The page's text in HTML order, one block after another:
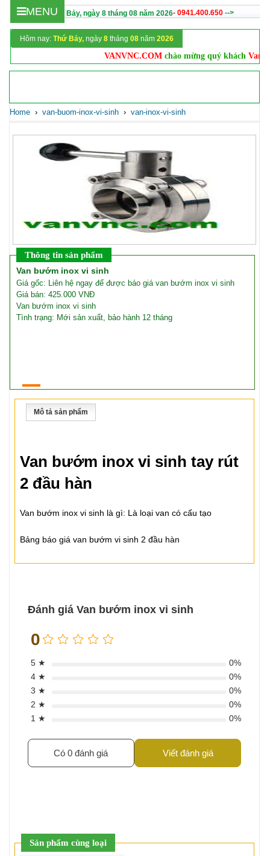
Hôm nay :Thứ Bảy, ngày 8tháng08năm 2026- 0941.400.650 -->
MENU
Hôm nay: Thứ Bảy, ngày 8tháng 08năm 2026
VANVNC.COMchào mừng quý khách
Home › van-buom-inox-vi-sinh › van-inox-vi-sinh
Thông tin sản phẩm
Van bướm inox vi sinh
Giá gốc: Liên hệ ngay để được báo giá van bướm inox vi sinh
Giá bán: 425.000 VNĐ
Van bướm inox vi sinh
Tình trạng: Mới sản xuất, bảo hành 12 tháng
Mô tả sản phẩm
Van bướm inox vi sinh tay rút
2 đầu hàn
Van bướm inox vi sinh là gì: Là loại van có cấu tạo
Bảng báo giá van bướm vi sinh 2 đầu hàn
Đánh giá Van bướm inox vi sinh
0
5 ★
0%
4 ★
0%
3 ★
0%
2 ★
0%
1 ★
0%
Có 0 đánh giá Viết đánh giá
Sản phẩm cùng loại